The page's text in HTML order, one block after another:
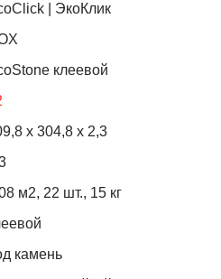
| ЭкоКлик
клеевой
x 304,8 x 2,3
м2, 22 шт., 15 кг
камень